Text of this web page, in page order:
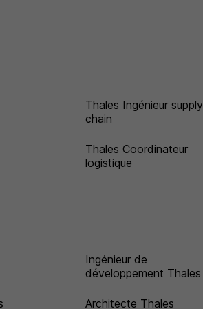
Thales Ingénieur supply
chain
Thales Coordinateur
logistique
Ingénieur de
développement Thales
Architecte Thales